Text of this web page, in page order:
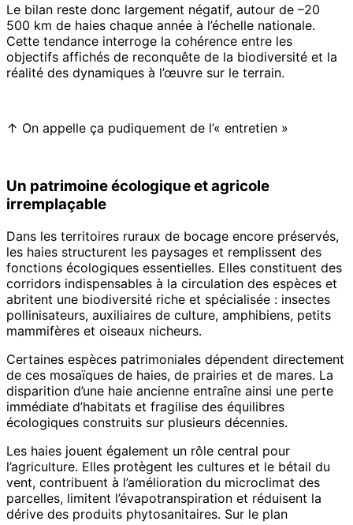
Le bilan reste donc largement négatif, autour de –20
500 km de haies chaque année à l’échelle nationale.
Cette tendance interroge la cohérence entre les
objectifs affichés de reconquête de la biodiversité et la
réalité des dynamiques à l’œuvre sur le terrain.
↑ On appelle ça pudiquement de l’« entretien »
Un patrimoine écologique et agricole
irremplaçable
Dans les territoires ruraux de bocage encore préservés,
les haies structurent les paysages et remplissent des
fonctions écologiques essentielles. Elles constituent des
corridors indispensables à la circulation des espèces et
abritent une biodiversité riche et spécialisée : insectes
pollinisateurs, auxiliaires de culture, amphibiens, petits
mammifères et oiseaux nicheurs.
Certaines espèces patrimoniales dépendent directement
de ces mosaïques de haies, de prairies et de mares. La
disparition d’une haie ancienne entraîne ainsi une perte
immédiate d’habitats et fragilise des équilibres
écologiques construits sur plusieurs décennies.
Les haies jouent également un rôle central pour
l’agriculture. Elles protègent les cultures et le bétail du
vent, contribuent à l’amélioration du microclimat des
parcelles, limitent l’évapotranspiration et réduisent la
dérive des produits phytosanitaires. Sur le plan